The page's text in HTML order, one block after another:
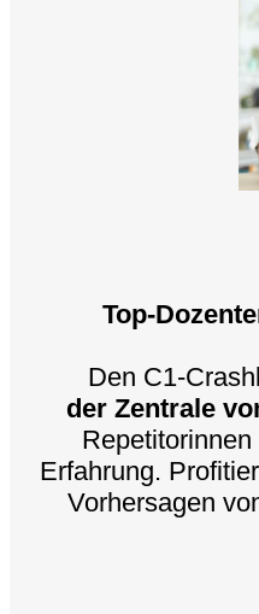
Top-
Den C1-
der Zentrale
Erfahrung.
Vorhersagen